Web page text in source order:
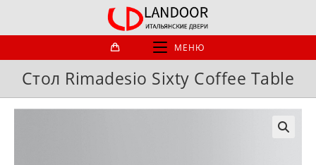
МЕНЮ
Стол Rimadesio Sixty Coffee Table